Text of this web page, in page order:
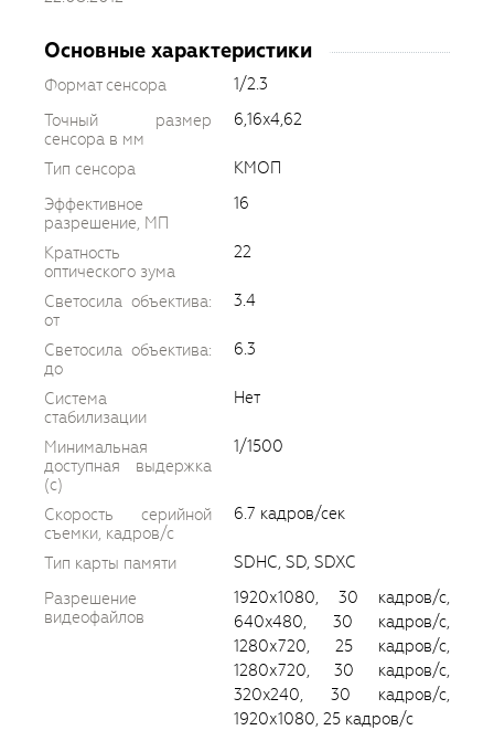
Основные характеристики
Формат сенсора
1/2.3
Точный размер
сенсора в мм
6,16x4,62
Тип сенсора
КМОП
Эффективное
разрешение, МП
16
Кратность
оптического зума
22
Светосила объектива:
от
3.4
Светосила объектива:
до
6.3
Система
стабилизации
Нет
Минимальная
доступная выдержка
(c)
1/1500
Скорость серийной
съемки, кадров/с
6.7 кадров/сек
Тип карты памяти
SDHC, SD, SDXC
Разрешение
видеофайлов
1920х1080, 30 кадров/с,
640x480, 30 кадров/с,
1280х720, 25 кадров/с,
1280х720, 30 кадров/с,
320x240, 30 кадров/с,
1920х1080, 25 кадров/с